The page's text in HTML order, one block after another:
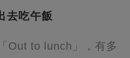
吃午飯
Out to lunch」，有多